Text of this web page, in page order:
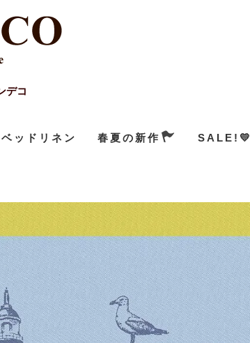
デコ
ベッドリネン 春夏の新作 SALE!💛